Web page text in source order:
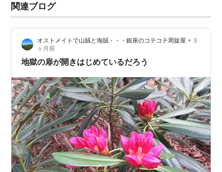
リスト::経済関連
関連ブログ
オストメイトで山賊と海賊・・・銀座のコテコテ周旋屋 • 3
ヶ月前
地獄の扉が開きはじめているだろう